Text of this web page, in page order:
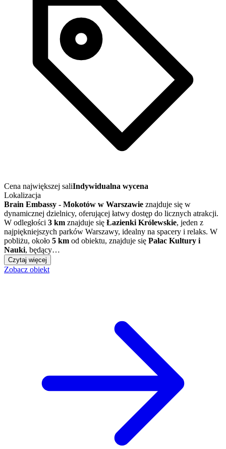
Cena największej saliIndywidualna wycena
Lokalizacja
Brain Embassy - Mokotów w Warszawie znajduje się w
dynamicznej dzielnicy, oferującej łatwy dostęp do licznych atrakcji.
W odległości 3 km znajduje się Łazienki Królewskie, jeden z
najpiękniejszych parków Warszawy, idealny na spacery i relaks. W
pobliżu, około 5 km od obiektu, znajduje się Pałac Kultury i
Nauki, będący…
Czytaj więcej
Zobacz obiekt